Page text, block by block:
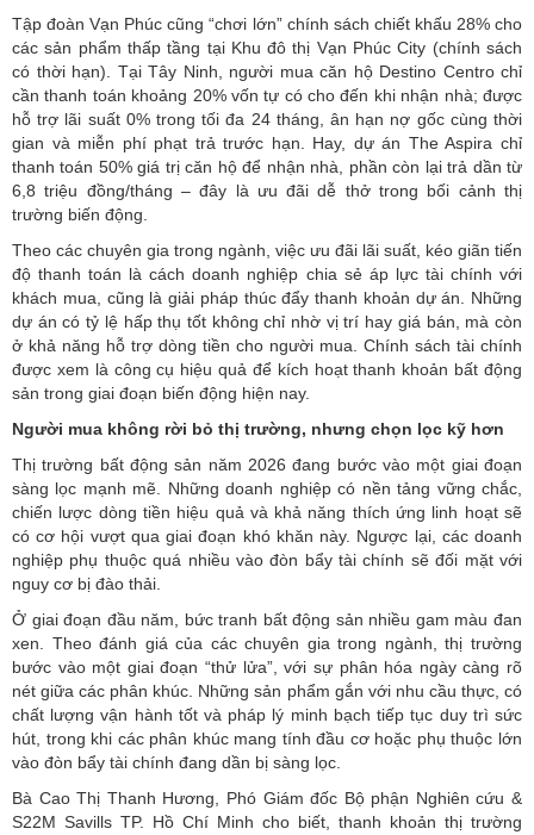
Tập đoàn Vạn Phúc cũng “chơi lớn” chính sách chiết khấu 28% cho
các sản phẩm thấp tầng tại Khu đô thị Vạn Phúc City (chính sách
có thời hạn). Tại Tây Ninh, người mua căn hộ Destino Centro chỉ
cần thanh toán khoảng 20% vốn tự có cho đến khi nhận nhà; được
hỗ trợ lãi suất 0% trong tối đa 24 tháng, ân hạn nợ gốc cùng thời
gian và miễn phí phạt trả trước hạn. Hay, dự án The Aspira chỉ
thanh toán 50% giá trị căn hộ để nhận nhà, phần còn lại trả dần từ
6,8 triệu đồng/tháng – đây là ưu đãi dễ thở trong bối cảnh thị
trường biến động.
Theo các chuyên gia trong ngành, việc ưu đãi lãi suất, kéo giãn tiến
độ thanh toán là cách doanh nghiệp chia sẻ áp lực tài chính với
khách mua, cũng là giải pháp thúc đẩy thanh khoản dự án. Những
dự án có tỷ lệ hấp thụ tốt không chỉ nhờ vị trí hay giá bán, mà còn
ở khả năng hỗ trợ dòng tiền cho người mua. Chính sách tài chính
được xem là công cụ hiệu quả để kích hoạt thanh khoản bất động
sản trong giai đoạn biến động hiện nay.
Người mua không rời bỏ thị trường, nhưng chọn lọc kỹ hơn
Thị trường bất động sản năm 2026 đang bước vào một giai đoạn
sàng lọc mạnh mẽ. Những doanh nghiệp có nền tảng vững chắc,
chiến lược dòng tiền hiệu quả và khả năng thích ứng linh hoạt sẽ
có cơ hội vượt qua giai đoạn khó khăn này. Ngược lại, các doanh
nghiệp phụ thuộc quá nhiều vào đòn bẩy tài chính sẽ đối mặt với
nguy cơ bị đào thải.
Ở giai đoạn đầu năm, bức tranh bất động sản nhiều gam màu đan
xen. Theo đánh giá của các chuyên gia trong ngành, thị trường
bước vào một giai đoạn “thử lửa”, với sự phân hóa ngày càng rõ
nét giữa các phân khúc. Những sản phẩm gắn với nhu cầu thực, có
chất lượng vận hành tốt và pháp lý minh bạch tiếp tục duy trì sức
hút, trong khi các phân khúc mang tính đầu cơ hoặc phụ thuộc lớn
vào đòn bẩy tài chính đang dần bị sàng lọc.
Bà Cao Thị Thanh Hương, Phó Giám đốc Bộ phận Nghiên cứu &
S22M Savills TP. Hồ Chí Minh cho biết, thanh khoản thị trường